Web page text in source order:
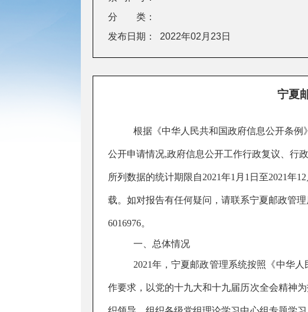
分 类：
发布日期：
2022年02月23日
宁夏
根据《中华人民共和国政府信息公开条
公开申请情况,政府信息公开工作行政复议、行
所列数据的统计期限自2021年1月1日至2021年
载。如对报告有任何疑问，请联系宁夏邮政管理
6016976。
一、总体情况
2021年，宁夏邮政管理系统按照《中华人
作要求 ，以党的十九大和十九届历次全会精神